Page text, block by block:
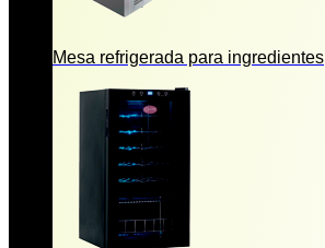
Mesa refrigerada para ingredientes